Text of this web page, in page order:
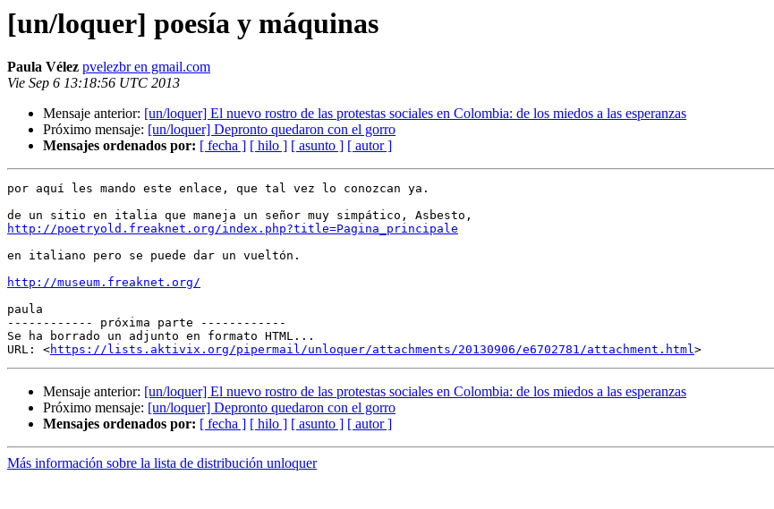
[un/loquer] poesía y máquinas
Paula Vélez pvelezbr en gmail.com
Vie Sep 6 13:18:56 UTC 2013
Mensaje anterior: [un/loquer] El nuevo rostro de las protestas sociales en Colombia: de los miedos a las esperanzas
Próximo mensaje: [un/loquer] Depronto quedaron con el gorro
Mensajes ordenados por: [ fecha ] [ hilo ] [ asunto ] [ autor ]
por aquí les mando este enlace, que tal vez lo conozcan ya.
http://poetryold.freaknet.org/index.php?title=Pagina_principale
en italiano pero se puede dar un vueltón.
http://museum.freaknet.org/
paula
------------ próxima parte ------------
Se ha borrado un adjunto en formato HTML...
URL: <https://lists.aktivix.org/pipermail/unloquer/attachments/20130906/e6702781/attachment.html
Mensaje anterior: [un/loquer] El nuevo rostro de las protestas sociales en Colombia: de los miedos a las esperanzas
Próximo mensaje: [un/loquer] Depronto quedaron con el gorro
Mensajes ordenados por: [ fecha ] [ hilo ] [ asunto ] [ autor ]
Más información sobre la lista de distribución unloquer